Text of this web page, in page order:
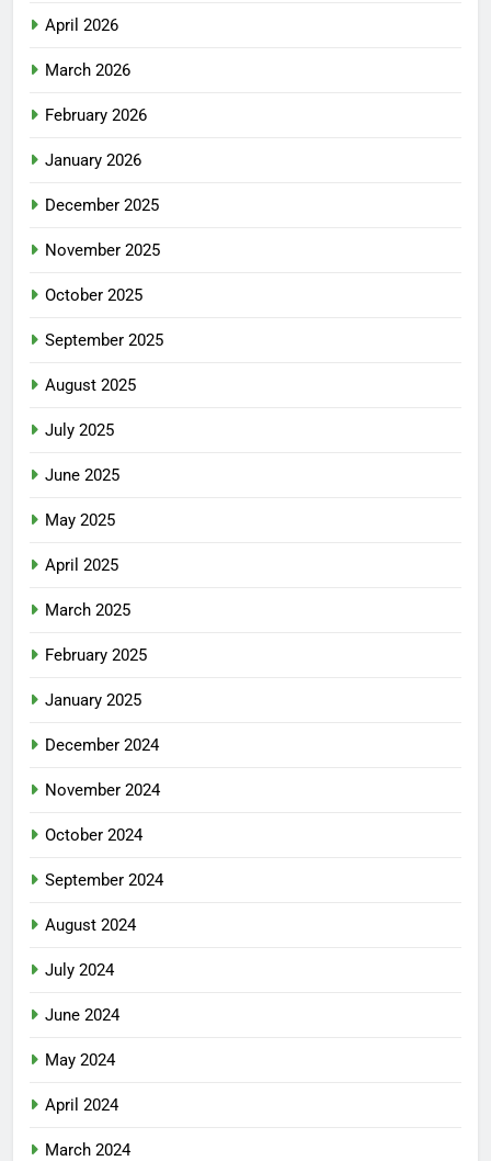
April 2026
March 2026
February 2026
January 2026
December 2025
November 2025
October 2025
September 2025
August 2025
July 2025
June 2025
May 2025
April 2025
March 2025
February 2025
January 2025
December 2024
November 2024
October 2024
September 2024
August 2024
July 2024
June 2024
May 2024
April 2024
March 2024